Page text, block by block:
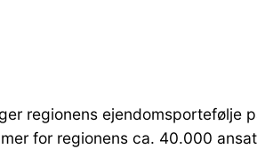
regionens ejendomsportefølje
for regionens ca. 40.000